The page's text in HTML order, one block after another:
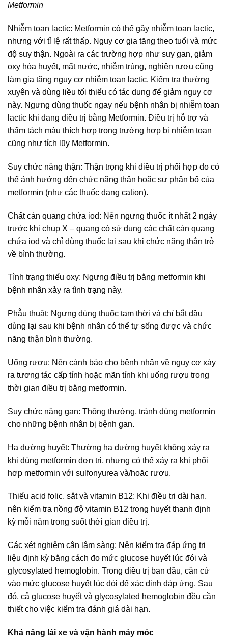
Metformin
Nhiễm toan lactic: Metformin có thể gây nhiễm toan lactic,
nhưng với tỉ lệ rất thấp. Nguy cơ gia tăng theo tuổi và mức
độ suy thận. Ngoài ra các trường hợp như suy gan, giảm
oxy hóa huyết, mất nước, nhiễm trùng, nghiện rượu cũng
làm gia tăng nguy cơ nhiễm toan lactic. Kiểm tra thường
xuyên và dùng liều tối thiểu có tác dụng để giảm nguy cơ
này. Ngưng dùng thuốc ngay nếu bệnh nhân bị nhiễm toan
lactic khi đang điều trị bằng Metformin. Điều trị hỗ trợ và
thẩm tách máu thích hợp trong trường hợp bị nhiễm toan
cũng như tích lũy Metformin.
Suy chức năng thận: Thận trọng khi điều trị phối hợp do có
thể ảnh hưởng đến chức năng thận hoặc sự phân bố của
metformin (như các thuốc dạng cation).
Chất cản quang chứa iod: Nên ngưng thuốc ít nhất 2 ngày
trước khi chụp X – quang có sử dụng các chất cản quang
chứa iod và chỉ dùng thuốc lại sau khi chức năng thận trở
về bình thường.
Tình trạng thiếu oxy: Ngưng điều trị bằng metformin khi
bệnh nhân xảy ra tình trạng này.
Phẫu thuật: Ngưng dùng thuốc tạm thời và chỉ bắt đầu
dùng lại sau khi bệnh nhân có thể tự sống được và chức
năng thận bình thường.
Uống rượu: Nên cảnh báo cho bệnh nhân về nguy cơ xảy
ra tương tác cấp tính hoặc mãn tính khi uống rượu trong
thời gian điều trị bằng metformin.
Suy chức năng gan: Thông thường, tránh dùng metformin
cho những bệnh nhân bị bệnh gan.
Hạ đường huyết: Thường hạ đường huyết không xảy ra
khi dùng metformin đơn trị, nhưng có thể xảy ra khi phối
hợp metformin với sulfonyurea và/hoặc rượu.
Thiếu acid folic, sắt và vitamin B12: Khi điều trị dài hạn,
nên kiểm tra nồng độ vitamin B12 trong huyết thanh định
kỳ mỗi năm trong suốt thời gian điều trị.
Các xét nghiệm cận lâm sàng: Nên kiểm tra đáp ứng trị
liệu định kỳ bằng cách đo mức glucose huyết lúc đói và
glycosylated hemoglobin. Trong điều trị ban đầu, căn cứ
vào mức glucose huyết lúc đói để xác định đáp ứng. Sau
đó, cả glucose huyết và glycosylated hemoglobin đều cần
thiết cho việc kiểm tra đánh giá dài hạn.
Khả năng lái xe và vận hành máy móc